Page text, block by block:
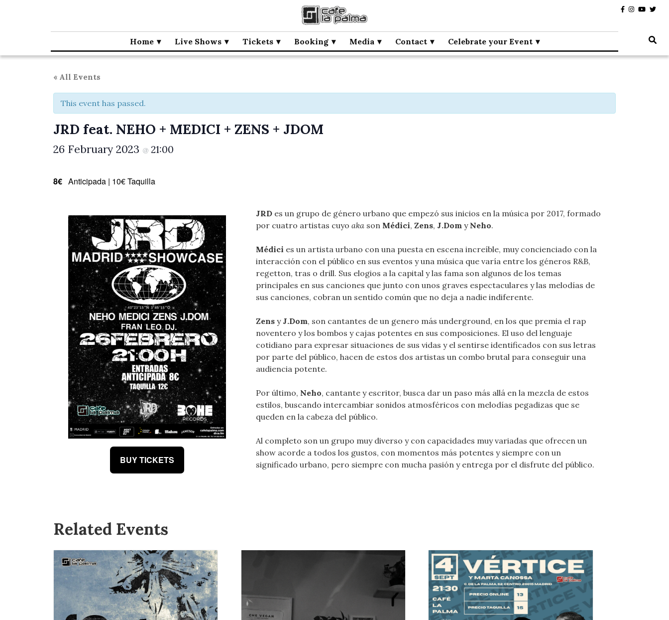
Café la Palma
Programming live music in Madrid since 1995.
Home Live Shows Tickets Booking Media Contact Celebrate your Event
« All Events
This event has passed.
JRD feat. NEHO + MEDICI + ZENS + JDOM
26 February 2023 @ 21:00
8€ Anticipada | 10€ Taquilla
BUY TICKETS
JRD es un grupo de género urbano que empezó sus inicios en la música por 2017, formado
por cuatro artistas cuyo akason Médici, Zens, J.Domy Neho.
Médici es un artista urbano con una puesta en escena increíble, muy concienciado con la
interacción con el público en sus eventos y una música que varía entre los géneros R&B,
regetton, tras o drill. Sus elogios a la capital y las fama son algunos de los temas
principales en sus canciones que junto con unos graves espectaculares y las melodías de
sus canciones, cobran un sentido común que no deja a nadie indiferente.
Zens y J.Dom, son cantantes de un genero más underground, en los que premia el rap
noventero y los bombos y cajas potentes en sus composiciones. El uso del lenguaje
cotidiano para expresar situaciones de sus vidas y el sentirse identificados con sus letras
por parte del público, hacen de estos dos artistas un combo brutal para conseguir una
audiencia potente.
Por último, Neho, cantante y escritor, busca dar un paso más allá en la mezcla de estos
estilos, buscando intercambiar sonidos atmosféricos con melodías pegadizas que se
queden en la cabeza del público.
Al completo son un grupo muy diverso y con capacidades muy variadas que ofrecen un
show acorde a todos los gustos, con momentos más potentes y siempre con un
significado urbano, pero siempre con mucha pasión y entrega por el disfrute del público.
Related Events